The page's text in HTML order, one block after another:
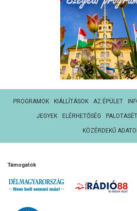
PROGRAMOK KIÁLLÍTÁSOK AZ ÉPÜLET
JEGYEK ELÉRHETŐSÉG
KÖZÉRDEKŰ
Támogatók